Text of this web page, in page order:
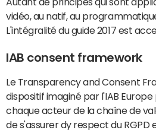
vidéo, au natif, au
L'intégralité du guide 2017 est
IAB consent framework
Le Transparency and Consent
dispositif imaginé par l'IAB
chaque acteur de la chaîne de
de s'assurer dy respect du RGPD